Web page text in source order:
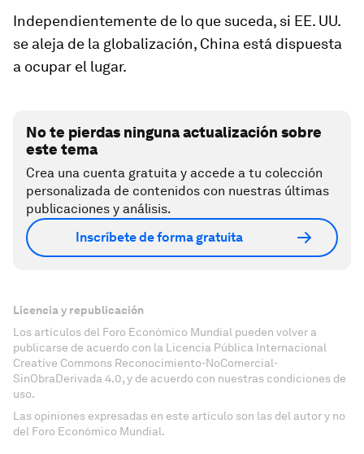
Independientemente de lo que suceda, si EE. UU.
se aleja de la globalización, China está dispuesta
a ocupar el lugar.
No te pierdas ninguna actualización sobre
este tema
Crea una cuenta gratuita y accede a tu colección
personalizada de contenidos con nuestras últimas
publicaciones y análisis.
Inscríbete de forma gratuita
Licencia y republicación
Los artículos del Foro Económico Mundial pueden volver a
publicarse de acuerdo con la Licencia Pública Internacional
Creative Commons Reconocimiento-NoComercial-
SinObraDerivada 4.0, y de acuerdo con nuestras condiciones de
uso.
Las opiniones expresadas en este artículo son las del autor y no
del Foro Económico Mundial.